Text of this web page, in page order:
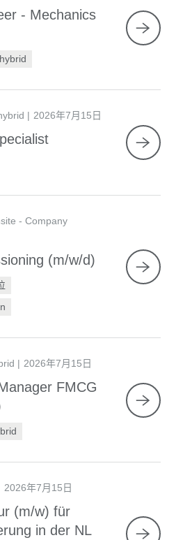
- Mechanics
hybrid
2026年7月15日
- Company
(m/w/d)
2026年7月15日
FMCG
2026年7月15日
(m/w) für
in der NL